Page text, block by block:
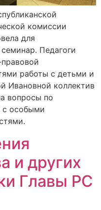
комиссии
для
Педагоги
работы с детьми и
Ивановной коллектив
вопросы по
с особыми
и других
Главы РС